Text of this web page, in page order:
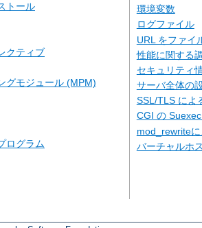
トール
クティブ
グモジュール (MPM)
ログラム
環境変数
ログファイル
URL をファイ
性能に関する
セキュリティ
サーバ全体の
SSL/TLS によ
CGI の
mod_rewrite
バーチャルホ